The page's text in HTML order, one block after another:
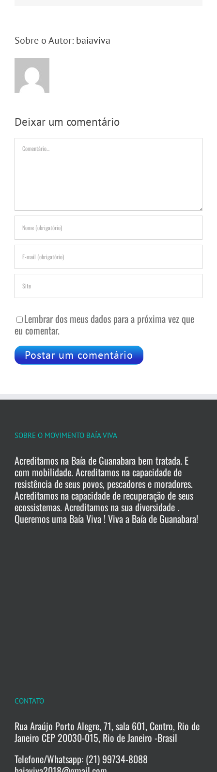
Sobre o Autor: baiaviva
Deixar um comentário
Comentário
Lembrar dos meus dados para a próxima vez que
eu comentar.
SOBRE O MOVIMENTO BAÍA VIVA
Acreditamos na Baía de Guanabara bem tratada. E
com mobilidade. Acreditamos na capacidade de
resistência de seus povos, pescadores e moradores.
Acreditamos na capacidade de recuperação de seus
ecossistemas. Acreditamos na sua diversidade .
Queremos uma Baía Viva ! Viva a Baía de Guanabara!
CONTATO
Rua Araújo Porto Alegre, 71, sala 601, Centro, Rio de
Janeiro CEP 20030-015, Rio de Janeiro -Brasil
Telefone/Whatsapp: (21) 99734-8088